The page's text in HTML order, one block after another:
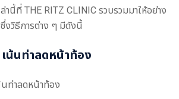
านี้ที่ THE RITZ CLINIC รวบรวมมาให้อย่าง
งวิธีการต่าง ๆ มีดังนี้
น้นท่าลดหน้าท้อง